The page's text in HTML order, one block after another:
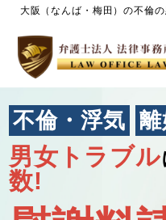
大阪（なんば・梅田）の不倫
不倫・浮気
男女トラブル
数!